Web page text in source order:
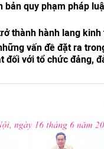
bản quy phạm pháp
thành hành lang
vấn đề đặt ra
đối với tổ chức đảng,